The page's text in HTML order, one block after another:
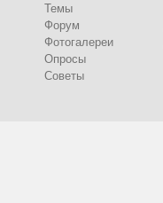
Темы
Форум
Фотогалереи
Опросы
Советы